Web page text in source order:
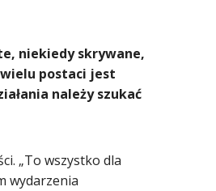
niekiedy skrywane,
postaci jest
należy szukać
„To wszystko dla
wydarzenia